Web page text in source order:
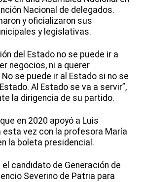
Nacional de delegados.
y oficializaron sus
y legislativas.
del Estado no se puede ir a
negocios, ni a querer
se puede ir al Estado si no se
Al Estado se va a servir”,
la dirigencia de su partido.
en 2020 apoyó a Luis
esta vez con la profesora María
la boleta presidencial.
el candidato de Generación de
Severino de Patria para